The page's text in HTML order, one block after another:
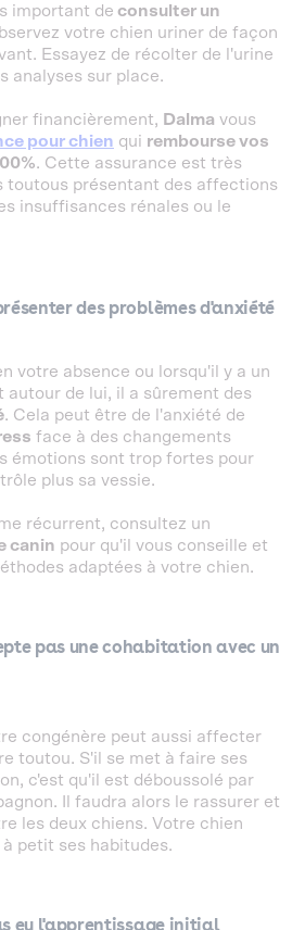
important de consulter un
votre chien uriner de façon
Essayez de récolter de l'urine
analyses sur place.
financièrement, Dalma vous
pour chien qui rembourse vos
. Cette assurance est très
toutous présentant des affections
insuffisances rénales ou le
des problèmes d'anxiété
votre absence ou lorsqu'il y a un
autour de lui, il a sûrement des
. Cela peut être de l'anxiété de
face à des changements
émotions sont trop fortes pour
plus sa vessie.
récurrent, consultez un
canin pour qu'il vous conseille et
adaptées à votre chien.
pas une cohabitation avec un
congénère peut aussi affecter
toutou. S'il se met à faire ses
c'est qu'il est déboussolé par
Il faudra alors le rassurer et
les deux chiens. Votre chien
petit ses habitudes.
eu l'apprentissage initial